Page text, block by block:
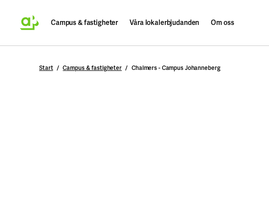
Campus & fastigheter Våra lokalerbjudanden Om oss
Sök
Start Campus & fastigheter Chalmers - Campus Johanneberg